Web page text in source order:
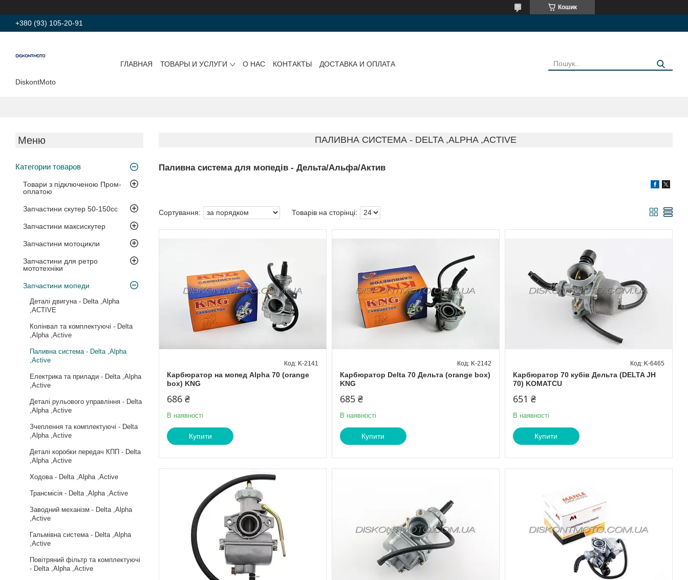
Кошик
+380 (93) 105-20-91
DiskontMoto
ГЛАВНАЯ ТОВАРЫ И УСЛУГИ О НАС КОНТАКТЫ ДОСТАВКА И ОПЛАТА
Категории товаров
Товари з підключеною Пром-
оплатою
Запчастини скутер 50-150cc
Запчастини максискутер
Запчастини мотоцикли
Запчастини для ретро
мототехніки
Запчастини мопеди
Деталі двигуна - Delta ,Alpha
,ACTIVE
Колінвал та комплектуючі - Delta
,Alpha ,Active
Паливна система - Delta ,Alpha
,Active
Електрика та прилади - Delta ,Alpha
,Active
Деталі рульового управління - Delta
,Alpha ,Active
Зчеплення та комплектуючі - Delta
,Alpha ,Active
Деталі коробки передач КПП - Delta
,Alpha ,Active
Ходова - Delta ,Alpha ,Active
Трансмісія - Delta ,Alpha ,Active
Заводний механізм - Delta ,Alpha
,Active
Гальмівна система - Delta ,Alpha
,Active
Повітряний фільтр та комплектуючі
- Delta ,Alpha ,Active
ПАЛИВНА СИСТЕМА - DELTA ,ALPHA ,ACTIVE
Паливна система для мопедів - Дельта/Альфа/Актив
Карбюратор на мопед Alpha 70 (orange
box) KNG
K-2141
686 ₴
В наявності
Купити
Карбюратор Delta 70 Дельта (orange box)
KNG
K-2142
685 ₴
В наявності
Купити
Карбюратор 70 кубів Дельта (DELTA JH
70) KOMATCU
K-6465
651 ₴
В наявності
Купити